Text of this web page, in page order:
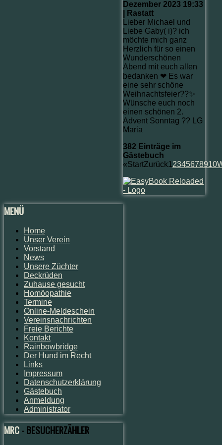
Dezember 2023 19:33
| Rastatt
Lieber Michael und
Liebe Gaby( i)? ich
möchte mich ganz
Herzlich für so einen
Wunderschönen
Abend mit euch allen
bedanken ❤ Es war
eine sehr schöne
Weihnachtsfeier??✨
Wünsche euch noch
einen schönen 2.
Advent Sonntag ?? LG
Maria
382 Einträge im
Gästebuch
«StartZurück1 2345678910
MENÜ
Home
Unser Verein
Vorstand
News
Unsere Züchter
Deckrüden
Zuhause gesucht
Homöopathie
Termine
Online-Meldeschein
Vereinsnachrichten
Freie Berichte
Kontakt
Rainbowbridge
Der Hund im Recht
Links
Impressum
Datenschutzerklärung
Gästebuch
Anmeldung
Administrator
MRC- BESUCHERZÄHLER